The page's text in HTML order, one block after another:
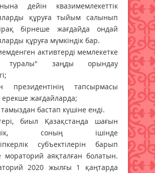
дейін квазимемлекеттік
құруға тыйым салынып
бірнеше жағдайда ондай
құруға мүмкіндік бар.
активтерді мемлекетке
туралы" заңды орындау
президентінің тапсырмасы
жағдайларда;
бастап күшіне енді.
биыл Қазақстанда шағын
соның ішінде
субъектілерін барып
мораторий аяқталған болатын.
2020 жылғы 1 қаңтарда